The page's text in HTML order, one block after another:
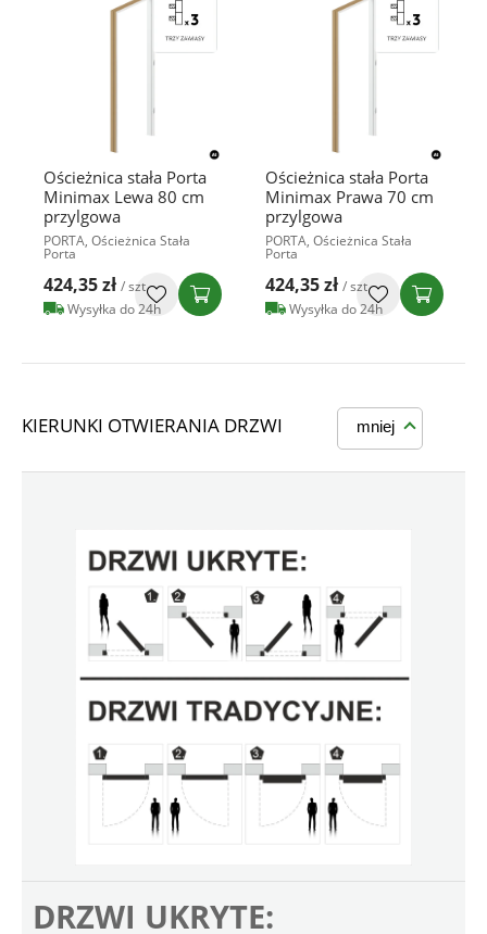
Ościeżnica stała Porta
Minimax Lewa 80 cm
przylgowa
PORTA, Ościeżnica Stała
Porta
424,35 zł / szt
Wysyłka do 24h
Ościeżnica stała Porta
Minimax Prawa 70 cm
przylgowa
PORTA, Ościeżnica Stała
Porta
424,35 zł / szt
Wysyłka do 24h
KIERUNKI OTWIERANIA DRZWI mniej
DRZWI UKRYTE: